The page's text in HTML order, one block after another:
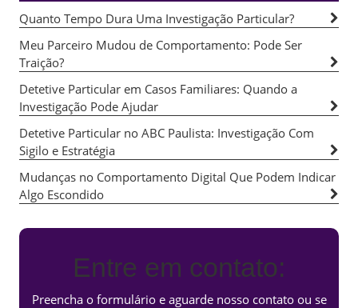
Quanto Tempo Dura Uma Investigação Particular?
Meu Parceiro Mudou de Comportamento: Pode Ser
Traição?
Detetive Particular em Casos Familiares: Quando a
Investigação Pode Ajudar
Detetive Particular no ABC Paulista: Investigação Com
Sigilo e Estratégia
Mudanças no Comportamento Digital Que Podem Indicar
Algo Escondido
Entre em contato:
Preencha o formulário e aguarde nosso contato ou se